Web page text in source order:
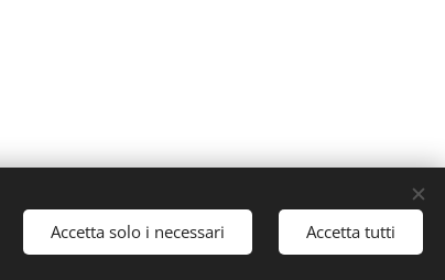
Accetta solo i necessari Accetta tutti